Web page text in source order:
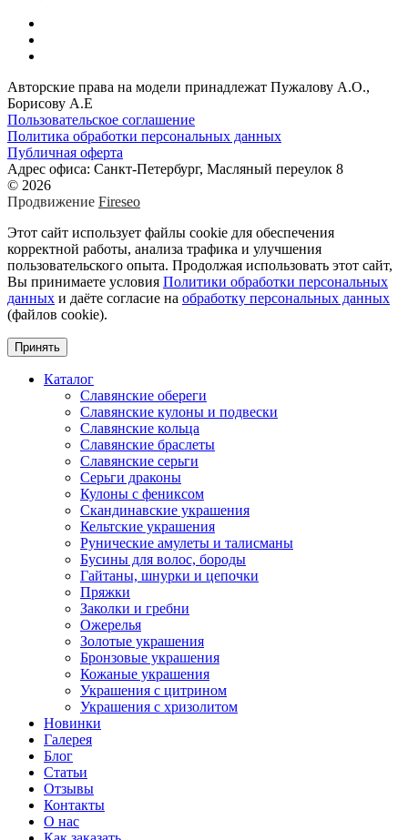
Авторские права на модели принадлежат Пужалову А.О.,
Борисову А.Е
Пользовательское соглашение
Политика обработки персональных данных
Публичная оферта
Адрес офиса: Санкт-Петербург, Масляный переулок 8
© 2026
Продвижение Fireseo
Этот сайт использует файлы cookie для обеспечения
корректной работы, анализа трафика и улучшения
пользовательского опыта. Продолжая использовать этот сайт,
Вы принимаете условия Политики обработки персональных
данных и даёте согласие на обработку персональных данных
(файлов cookie).
Принять
Каталог
Славянские обереги
Славянские кулоны и подвески
Славянские кольца
Славянские браслеты
Славянские серьги
Серьги драконы
Кулоны с фениксом
Скандинавские украшения
Кельтские украшения
Рунические амулеты и талисманы
Бусины для волос, бороды
Гайтаны, шнурки и цепочки
Пряжки
Заколки и гребни
Ожерелья
Золотые украшения
Бронзовые украшения
Кожаные украшения
Украшения с цитрином
Украшения с хризолитом
Новинки
Галерея
Блог
Статьи
Отзывы
Контакты
О нас